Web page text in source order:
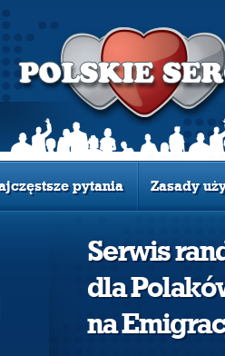
pytania Zasady
Serwis
dla
na